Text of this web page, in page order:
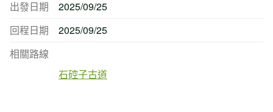
出發日期
2025/09/25
回程日期
2025/09/25
相關路線
石硿子古道